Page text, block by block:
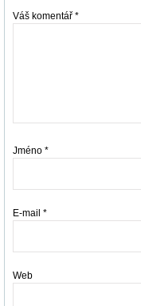
Váš komentář *
Jméno *
E-mail *
Web